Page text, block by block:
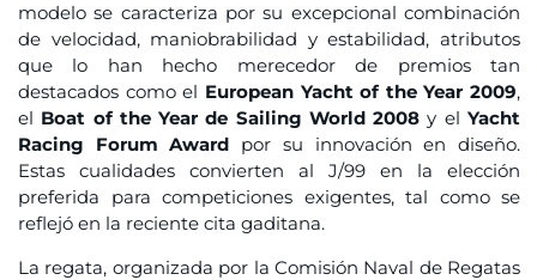
modelo se caracteriza por su excepcional combinación
de velocidad, maniobrabilidad y estabilidad, atributos
que lo han hecho merecedor de premios tan
destacados como el European Yacht of the Year 2009,
el Boat of the Year de Sailing World 2008 y elYacht
Racing Forum Award por su innovación en diseño.
Estas cualidades convierten al J/99 en la elección
preferida para competiciones exigentes, tal como se
reflejó en la reciente cita gaditana.
La regata, organizada por la Comisión Naval de Regatas